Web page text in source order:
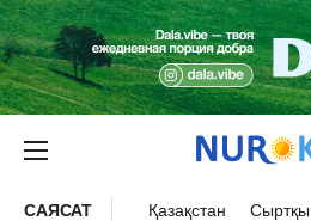
САЯСАТ Қазақстан Сыртқы